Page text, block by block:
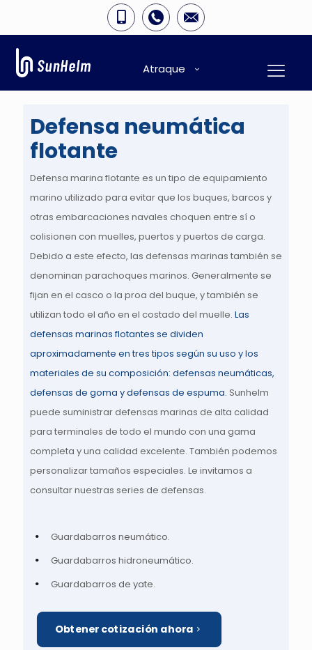
Atraque
Defensa neumática
flotante
Defensa marina flotante es un tipo de equipamiento
marino utilizado para evitar que los buques, barcos y
otras embarcaciones navales choquen entre sí o
colisionen con muelles, puertos y puertos de carga.
Debido a este efecto, las defensas marinas también se
denominan parachoques marinos. Generalmente se
fijan en el casco o la proa del buque, y también se
utilizan todo el año en el costado del muelle. Las
defensas marinas flotantes se dividen
aproximadamente en tres tipos según su uso y los
materiales de su composición: defensas neumáticas,
defensas de goma y defensas de espuma. Sunhelm
puede suministrar defensas marinas de alta calidad
para terminales de todo el mundo con una gama
completa y una calidad excelente. También podemos
personalizar tamaños especiales. Le invitamos a
consultar nuestras series de defensas.
Guardabarros neumático.
Guardabarros hidroneumático.
Guardabarros de yate.
Obtener cotización ahora